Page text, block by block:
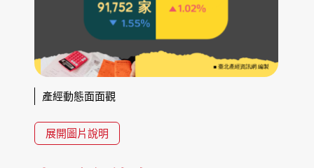
產經動態面面觀
展開圖片說明